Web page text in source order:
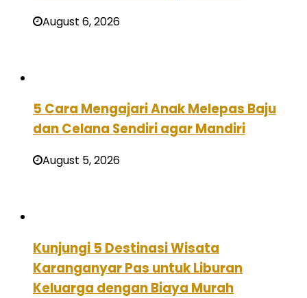
August 6, 2026
5 Cara Mengajari Anak Melepas Baju
dan Celana Sendiri agar Mandiri
August 5, 2026
Kunjungi 5 Destinasi Wisata
Karanganyar Pas untuk Liburan
Keluarga dengan Biaya Murah